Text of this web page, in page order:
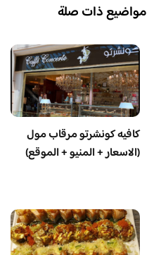
مواضيع ذات صلة
كافيه كونشرتو مرقاب مول
(الاسعار + المنيو + الموقع)